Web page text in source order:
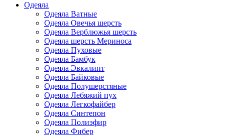
Одеяла
Одеяла Ватные
Одеяла Овечья шерсть
Одеяла Верблюжья шерсть
Одеяла шерсть Мериноса
Одеяла Пуховые
Одеяла Бамбук
Одеяла Эвкалипт
Одеяла Байковые
Одеяла Полушерстяные
Одеяла Лебяжий пух
Одеяла Легкофайбер
Одеяла Синтепон
Одеяла Полиэфир
Одеяла Фибер